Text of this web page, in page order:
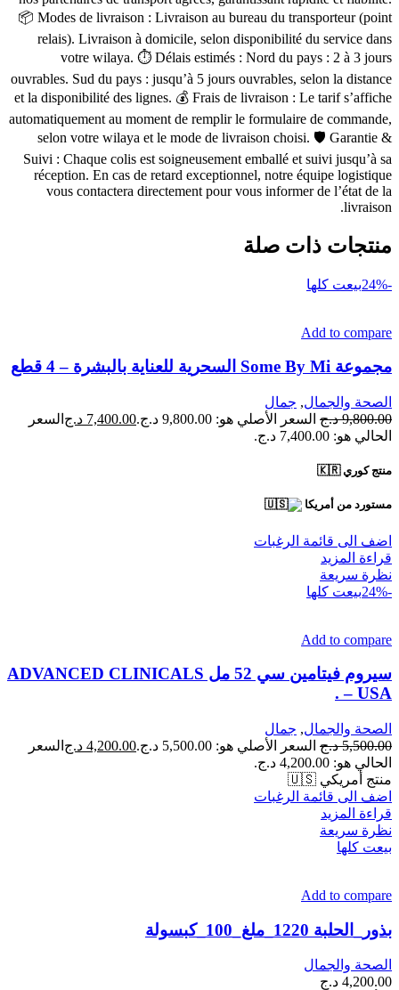
📦 Modes de livraison : Livraison au bureau du transporteur (point
relais). Livraison à domicile, selon disponibilité du service dans
votre wilaya. ⏱ Délais estimés : Nord du pays : 2 à 3 jours
ouvrables. Sud du pays : jusqu’à 5 jours ouvrables, selon la distance
et la disponibilité des lignes. 💰 Frais de livraison : Le tarif s’affiche
automatiquement au moment de remplir le formulaire de commande,
selon votre wilaya et le mode de livraison choisi. 🛡 Garantie &
Suivi : Chaque colis est soigneusement emballé et suivi jusqu’à sa
réception. En cas de retard exceptionnel, notre équipe logistique
vous contactera directement pour vous informer de l’état de la
livraison.
منتجات ذات صلة
-24% بيعت كلها
Add to compare
مجموعة Some By Mi السحرية للعناية بالبشرة – 4 قطع
الصحة والجمال, جمال
9,800.00 د.ج السعر الأصلي هو: 9,800.00 د.ج. 7,400.00 د.ج السعر
الحالي هو: 7,400.00 د.ج.
منتج كوري 🇰🇷
مستورد من أمريكا
اضف الى قائمة الرغبات
قراءة المزيد
نظرة سريعة
-24%
بيعت كلها
Add to compare
سيروم فيتامين سي 52 مل ADVANCED CLINICALS
– USA .
الصحة والجمال, جمال
5,500.00 د.ج السعر الأصلي هو: 5,500.00 د.ج. 4,200.00 د.ج السعر
الحالي هو: 4,200.00 د.ج.
منتج أمريكي 🇺🇸
اضف الى قائمة الرغبات
قراءة المزيد
نظرة سريعة
بيعت كلها
Add to compare
بذور_الحلبة 1220_ملغ_100_كبسولة
الصحة والجمال
4,200.00 د.ج